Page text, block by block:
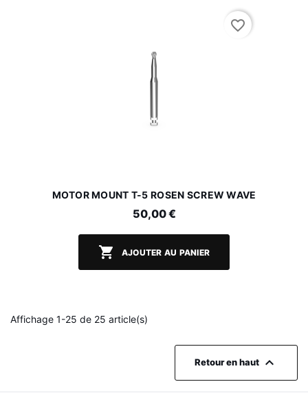
MOTOR MOUNT T-5 ROSEN SCREW WAVE
50,00 €
 AJOUTER AU PANIER
favorite_border
Affichage 1-25 de 25 article(s)
Retour en haut 